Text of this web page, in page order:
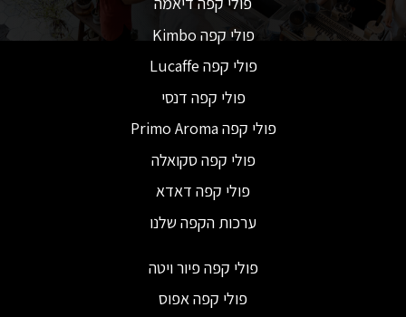
פולי קפה Kimbo
פולי קפה Lucaffe
פולי קפה דנסי
פולי קפה Primo Aroma
פולי קפה סקואלה
פולי קפה דאדא
ערכות הקפה שלנו
פולי קפה פיור ויטה
פולי קפה אפוס